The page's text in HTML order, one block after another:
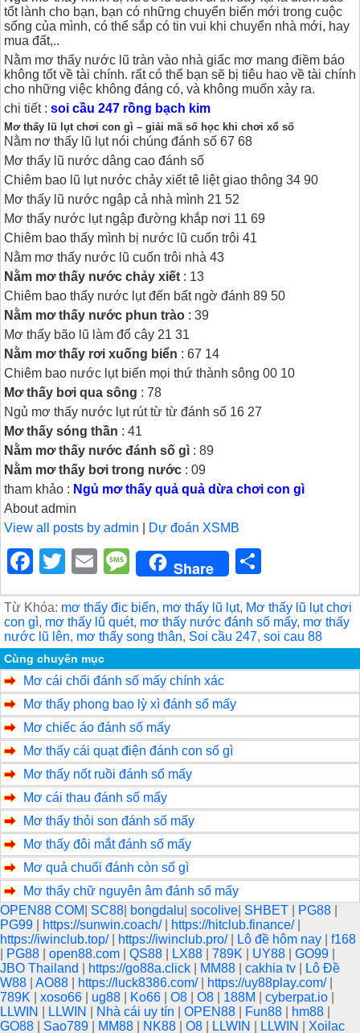
tốt lành cho bạn, bạn có những chuyển biến mới trong cuộc
sống của mình, có thể sắp có tin vui khi chuyển nhà mới, hay
mua đất,..
Nằm mơ thấy nước lũ tràn vào nhà giấc mơ mang điềm báo
không tốt về tài chính. rất có thể bạn sẽ bị tiêu hao về tài chính
cho những việc không đáng có, và không muốn xảy ra.
chi tiết : soi cầu 247 rồng bạch kim
Mơ thấy lũ lụt chơi con gì – giải mã số học khi chơi xổ số
Nằm nơ thấy lũ lụt nói chúng đánh số 67 68
Mơ thấy lũ nước dâng cao đánh số
Chiêm bao lũ lụt nước chảy xiết tê liệt giao thông 34 90
Mơ thấy lũ nước ngập cả nhà mình 21 52
Mơ thấy nước lụt ngập đường khắp nơi 11 69
Chiêm bao thấy mình bị nước lũ cuốn trôi 41
Nằm mơ thấy nước lũ cuốn trôi nhà 43
Nằm mơ thấy nước chảy xiết : 13
Chiêm bao thấy nước lụt đến bất ngờ đánh 89 50
Nằm mơ thấy nước phun trào : 39
Mơ thấy bão lũ làm đổ cây 21 31
Nằm mơ thấy rơi xuống biển : 67 14
Chiêm bao nước lụt biến mọi thứ thành sông 00 10
Mơ thấy bơi qua sông : 78
Ngủ mơ thấy nước lụt rút từ từ đánh số 16 27
Mơ thấy sóng thần : 41
Nằm mơ thấy nước đánh số gì : 89
Nằm mơ thấy bơi trong nước : 09
tham khảo : Ngủ mơ thấy quả quả dừa chơi con gì
About admin
View all posts by admin
Dự đoán XSMB
F
a
c
e
b
o
o
k
T
wi
tt
er
E
m
ail
M
e
ss
a
g
e
Share
h
ar
e
Từ Khóa: mơ thấy đic biển, mơ thấy lũ lụt, Mơ thấy lũ lụt chơi
con gì, mơ thấy lũ quét, mơ thấy nước đánh số mấy, mơ thấy
nước lũ lên, mơ thấy song thân, Soi cầu 247, soi cau 88
Cùng chuyên mục
Mơ cái chổi đánh số mấy chính xác
Mơ thấy phong bao lỳ xì đánh số mấy
Mơ chiếc áo đánh số mấy
Mơ thấy cái quạt điện đánh con số gì
Mơ thấy nốt ruồi đánh số mấy
Mơ cái thau đánh số mấy
Mơ thấy thỏi son đánh số mấy
Mơ thấy đôi mắt đánh số mấy
Mơ quả chuối đánh còn số gì
Mơ thấy chữ nguyên âm đánh số mấy
OPEN88 COM
SC88 bongdalu socolive SHBET PG88
PG99
https://sunwin.coach/ https://hitclub.finance/
https://iwinclub.top/
https://iwinclub.pro/ Lô đề hôm nay
f168
PG88 open88.com QS88 LX88 789K UY88 GO99
JBO Thailand
https://go88a.click MM88 cakhia tv
Lô Đề
W88
AO88 https://luck8386.com/ https://uy88play.com/
789K
xoso66 ug88 Ko66 O8 O8 188M cyberpat.io
LLWIN
LLWIN Nhà cái uy tín OPEN88 Fun88 hm88
GO88
Sao789 MM88 NK88 O8 LLWIN LLWIN Xoilac